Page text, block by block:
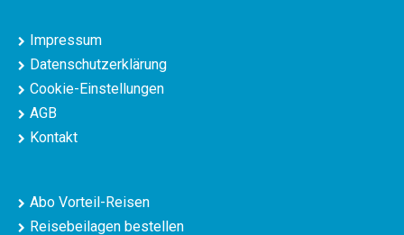
Impressum
Datenschutzerklärung
Cookie-Einstellungen
AGB
Kontakt
Abo Vorteil-Reisen
Reisebeilagen bestellen